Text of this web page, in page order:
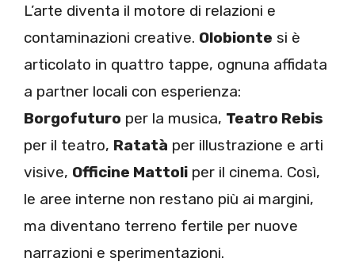
L’arte diventa il motore di relazioni e
contaminazioni creative. Olobionte si è
articolato in quattro tappe, ognuna affidata
a partner locali con esperienza:
Borgofuturo per la musica, Teatro Rebis
per il teatro, Ratatà per illustrazione e arti
visive, Officine Mattoli per il cinema. Così,
le aree interne non restano più ai margini,
ma diventano terreno fertile per nuove
narrazioni e sperimentazioni.